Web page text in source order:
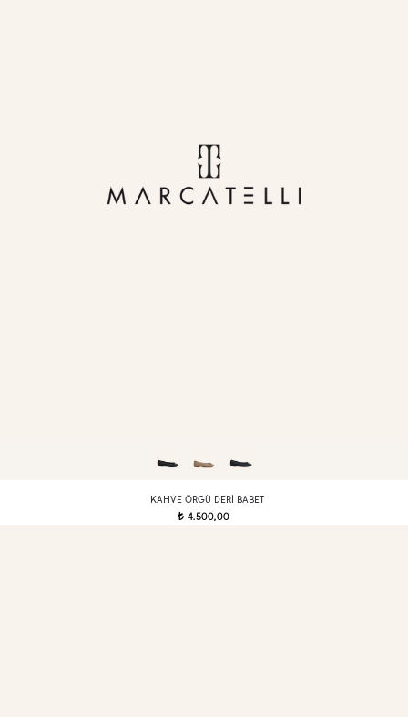
KAHVE ÖRGÜ DERI BABET
t4.500,00